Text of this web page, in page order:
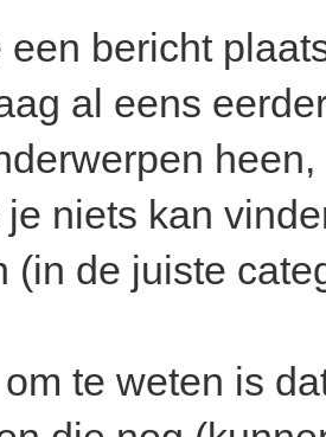
een bericht
al eens
je niets kan
(in de juiste
te weten is